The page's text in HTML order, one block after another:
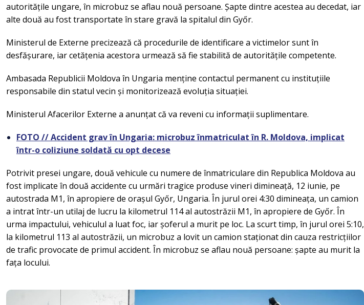
autoritățile ungare, în microbuz se aflau nouă persoane. Șapte dintre acestea au decedat, iar
alte două au fost transportate în stare gravă la spitalul din Győr.
Ministerul de Externe precizează că procedurile de identificare a victimelor sunt în
desfășurare, iar cetățenia acestora urmează să fie stabilită de autoritățile competente.
Ambasada Republicii Moldova în Ungaria menține contactul permanent cu instituțiile
responsabile din statul vecin și monitorizează evoluția situației.
Ministerul Afacerilor Externe a anunțat că va reveni cu informații suplimentare.
FOTO // Accident grav în Ungaria: microbuz înmatriculat în R. Moldova, implicat
într-o coliziune soldată cu opt decese
Potrivit presei ungare, două vehicule cu numere de înmatriculare din Republica Moldova au
fost implicate în două accidente cu urmări tragice produse vineri dimineață, 12 iunie, pe
autostrada M1, în apropiere de orașul Győr, Ungaria. În jurul orei 4:30 dimineața, un camion
a intrat într-un utilaj de lucru la kilometrul 114 al autostrăzii M1, în apropiere de Győr. În
urma impactului, vehiculul a luat foc, iar șoferul a murit pe loc. La scurt timp, în jurul orei 5:10,
la kilometrul 113 al autostrăzii, un microbuz a lovit un camion staționat din cauza restricțiilor
de trafic provocate de primul accident. În microbuz se aflau nouă persoane: șapte au murit la
fața locului.